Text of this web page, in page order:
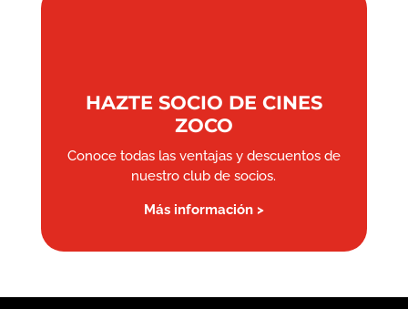
HAZTE SOCIO DE CINES
ZOCO
Conoce todas las ventajas y descuentos de
nuestro club de socios.
Más información >